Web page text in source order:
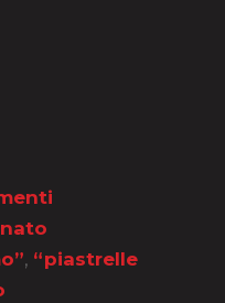
, “piastrelle